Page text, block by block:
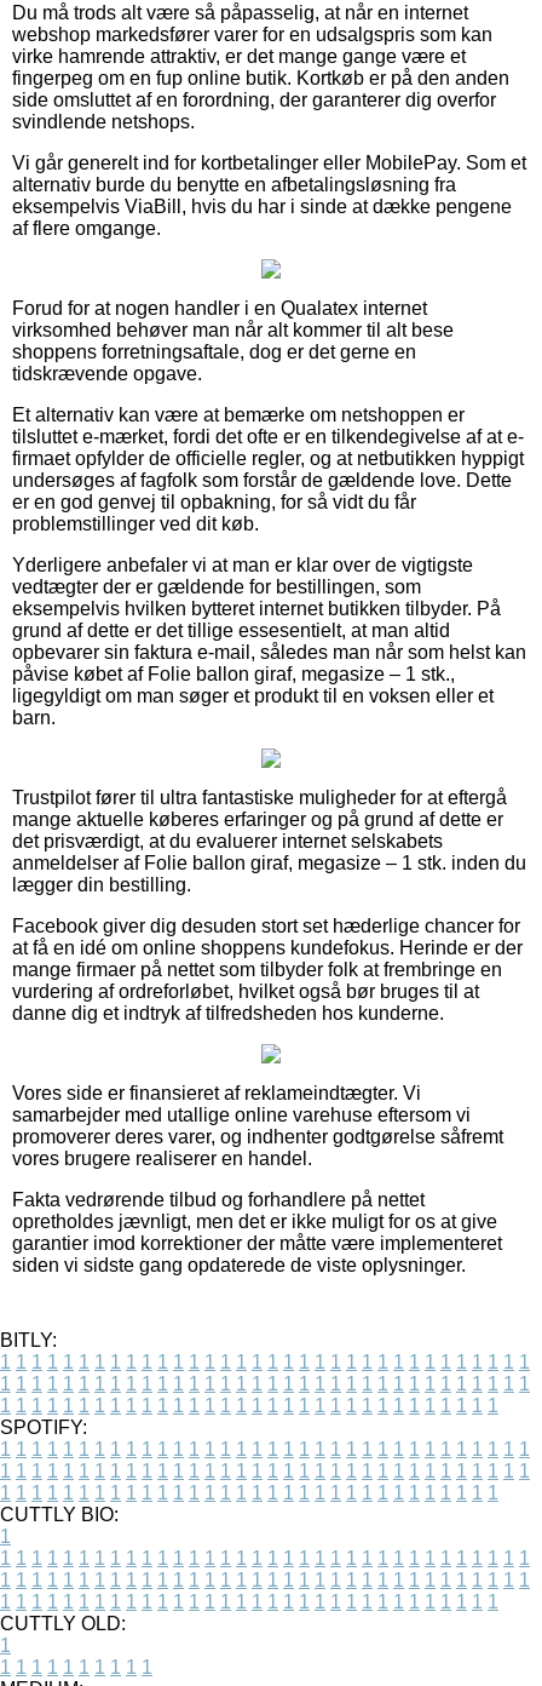
Du må trods alt være så påpasselig, at når en internet
webshop markedsfører varer for en udsalgspris som kan
virke hamrende attraktiv, er det mange gange være et
fingerpeg om en fup online butik. Kortkøb er på den anden
side omsluttet af en forordning, der garanterer dig overfor
svindlende netshops.
Vi går generelt ind for kortbetalinger eller MobilePay. Som et
alternativ burde du benytte en afbetalingsløsning fra
eksempelvis ViaBill, hvis du har i sinde at dække pengene
af flere omgange.
Forud for at nogen handler i en Qualatex internet
virksomhed behøver man når alt kommer til alt bese
shoppens forretningsaftale, dog er det gerne en
tidskrævende opgave.
Et alternativ kan være at bemærke om netshoppen er
tilsluttet e-mærket, fordi det ofte er en tilkendegivelse af at e-
firmaet opfylder de officielle regler, og at netbutikken hyppigt
undersøges af fagfolk som forstår de gældende love. Dette
er en god genvej til opbakning, for så vidt du får
problemstillinger ved dit køb.
Yderligere anbefaler vi at man er klar over de vigtigste
vedtægter der er gældende for bestillingen, som
eksempelvis hvilken bytteret internet butikken tilbyder. På
grund af dette er det tillige essesentielt, at man altid
opbevarer sin faktura e-mail, således man når som helst kan
påvise købet af Folie ballon giraf, megasize – 1 stk.,
ligegyldigt om man søger et produkt til en voksen eller et
barn.
Trustpilot fører til ultra fantastiske muligheder for at eftergå
mange aktuelle køberes erfaringer og på grund af dette er
det prisværdigt, at du evaluerer internet selskabets
anmeldelser af Folie ballon giraf, megasize – 1 stk. inden du
lægger din bestilling.
Facebook giver dig desuden stort set hæderlige chancer for
at få en idé om online shoppens kundefokus. Herinde er der
mange firmaer på nettet som tilbyder folk at frembringe en
vurdering af ordreforløbet, hvilket også bør bruges til at
danne dig et indtryk af tilfredsheden hos kunderne.
Vores side er finansieret af reklameindtægter. Vi
samarbejder med utallige online varehuse eftersom vi
promoverer deres varer, og indhenter godtgørelse såfremt
vores brugere realiserer en handel.
Fakta vedrørende tilbud og forhandlere på nettet
opretholdes jævnligt, men det er ikke muligt for os at give
garantier imod korrektioner der måtte være implementeret
siden vi sidste gang opdaterede de viste oplysninger.
BITLY:
1 1 1 1 1 1 1 1 1 1 1 1 1 1 1 1 1 1 1 1 1 1 1 1 1 1 1 1 1 1 1 1 1 1
1 1 1 1 1 1 1 1 1 1 1 1 1 1 1 1 1 1 1 1 1 1 1 1 1 1 1 1 1 1 1 1 1 1
1 1 1 1 1 1 1 1 1 1 1 1 1 1 1 1 1 1 1 1 1 1 1 1 1 1 1 1 1 1 1 1
SPOTIFY:
1 1 1 1 1 1 1 1 1 1 1 1 1 1 1 1 1 1 1 1 1 1 1 1 1 1 1 1 1 1 1 1 1 1
1 1 1 1 1 1 1 1 1 1 1 1 1 1 1 1 1 1 1 1 1 1 1 1 1 1 1 1 1 1 1 1 1 1
1 1 1 1 1 1 1 1 1 1 1 1 1 1 1 1 1 1 1 1 1 1 1 1 1 1 1 1 1 1 1 1
CUTTLY BIO:
1
1 1 1 1 1 1 1 1 1 1 1 1 1 1 1 1 1 1 1 1 1 1 1 1 1 1 1 1 1 1 1 1 1 1
1 1 1 1 1 1 1 1 1 1 1 1 1 1 1 1 1 1 1 1 1 1 1 1 1 1 1 1 1 1 1 1 1 1
1 1 1 1 1 1 1 1 1 1 1 1 1 1 1 1 1 1 1 1 1 1 1 1 1 1 1 1 1 1 1 1
CUTTLY OLD:
1
1 1 1 1 1 1 1 1 1 1